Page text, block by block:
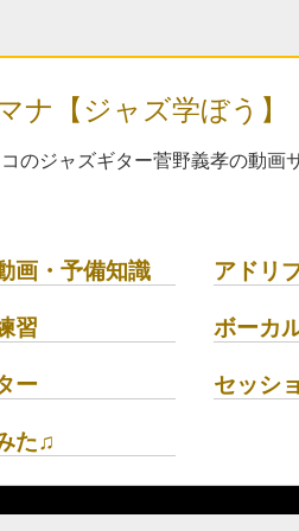
ナ【ジャズ学ぼう】
のジャズギター菅野義孝の動
画・予備知識
アドリ
習
ボーカ
ー
セッシ
た♫